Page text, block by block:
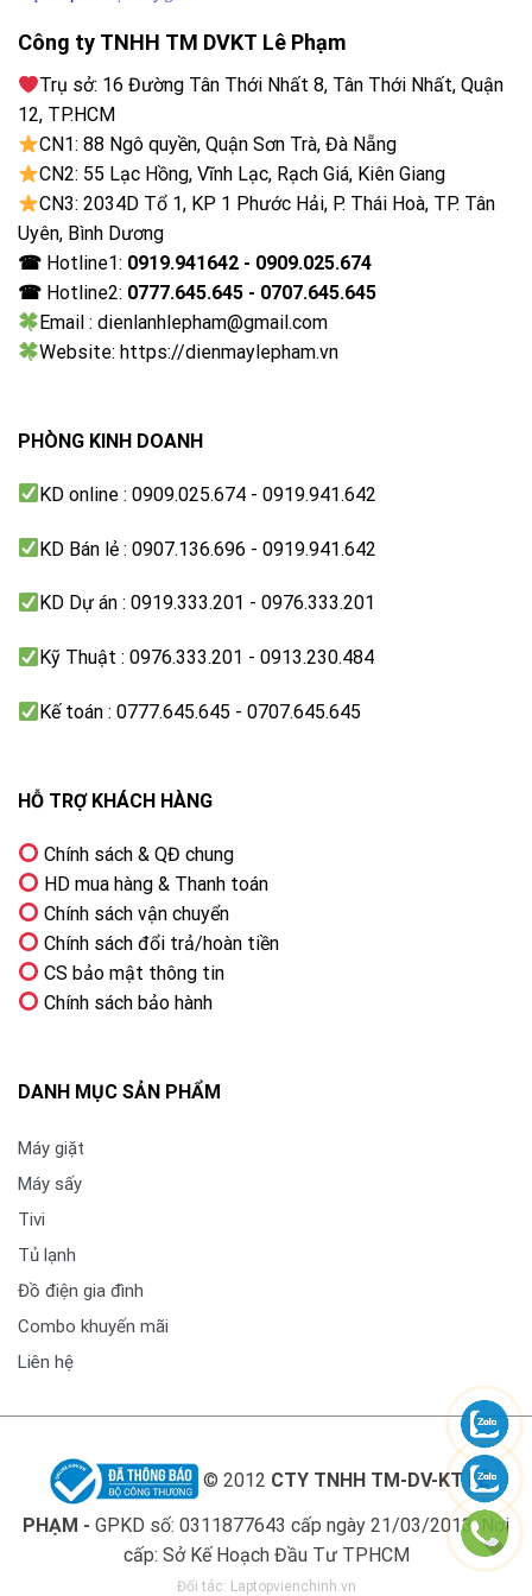
Inverter 11 kg EWF1142Q7WB, công nghệ
HygienicCare sẽ phun vào lồng giặt hơi nước để loại
bỏ đến 99.9% vi khuẩn & tác nhân gây dị ứng. Cụ thể,
công nghệ tạo hơi nước chỉ ở 40°C nên nhẹ nhàng với
sợi vải và tiết kiệm năng lượng.
Chế độ giặt nhanh, tiện lợi, linh hoạt
Máy giặt Electrolux Inverter 11 kg EWF1142Q7WB
theo từng nhu cầu và lịch trình của bạn. Máy giặt sẽ
có chương trình Giặt 15 Phút giặt sạch hiệu quả với
lượng nhỏ quần áo hoặc các món đồ riêng lẻ; Chương
trình Giặt 39 Phút là lựa chọn lý tưởng khi bạn giặt đồ
bẩn mỗi ngày; Chương trình Đầy Lồng Giặt 60 Phút.
Nếu bạn có lượng quần áo đầy như thông thường, hãy
Tiết kiệm thời gian và chi phí nhờ công nghệ cảm
biến Load Sensor
Công nghệ Load Sensor trên máy giặt Electrolux có
Công ty TNHH TM DVKT Lê Phạm
Trụ sở: 16 Đường Tân Thới Nhất 8, Tân Thới Nhất, Quận
12, TP.HCM
CN1: 88 Ngô quyền, Quận Sơn Trà, Đà Nẵng
CN2: 55 Lạc Hồng, Vĩnh Lạc, Rạch Giá, Kiên Giang
CN3: 2034D Tổ 1, KP 1 Phước Hải, P. Thái Hoà, TP. Tân
Uyên, Bình Dương
☎ Hotline1: 0919.941642 - 0909.025.674
☎ Hotline2: 0777.645.645 - 0707.645.645
Email : dienlanhlepham@gmail.com
Website: https://dienmaylepham.vn
PHÒNG KINH DOANH
KD online : 0909.025.674 - 0919.941.642
KD Bán lẻ : 0907.136.696 - 0919.941.642
KD Dự án : 0919.333.201 - 0976.333.201
Kỹ Thuật : 0976.333.201 - 0913.230.484
Kế toán : 0777.645.645 - 0707.645.645
HỖ TRỢ KHÁCH HÀNG
Chính sách & QĐ chung
HD mua hàng & Thanh toán
Chính sách vận chuyển
Chính sách đổi trả/hoàn tiền
CS bảo mật thông tin
Chính sách bảo hành
DANH MỤC SẢN PHẨM
Máy giặt
Máy sấy
Tivi
Tủ lạnh
Đồ điện gia đình
Combo khuyến mãi
Liên hệ
© 2012 CTY TNHH TM-DV-KT LÊ
PHẠM - GPKD số: 0311877643 cấp ngày 21/03/2013. Nơi
cấp: Sở Kế Hoạch Đầu Tư TPHCM
Đối tác: Laptopvienchinh.vn